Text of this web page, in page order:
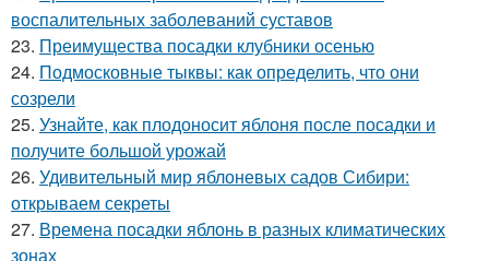
воспалительных заболеваний суставов
23. Преимущества посадки клубники осенью
24. Подмосковные тыквы: как определить, что они
созрели
25. Узнайте, как плодоносит яблоня после посадки и
получите большой урожай
26. Удивительный мир яблоневых садов Сибири:
открываем секреты
27. Времена посадки яблонь в разных климатических
зонах